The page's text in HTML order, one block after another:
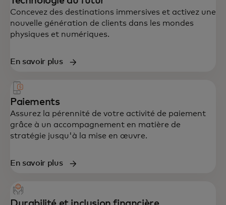
Concevez des destinations immersives et activez une
nouvelle génération de clients dans les mondes
physiques et numériques.
En savoir plus
Paiements
Assurez la pérennité de votre activité de paiement
grâce à un accompagnement en matière de
stratégie jusqu'à la mise en œuvre.
En savoir plus